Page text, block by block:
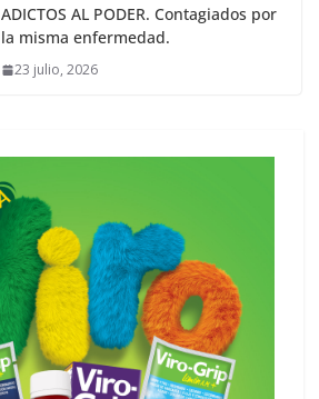
ADICTOS AL PODER. Contagiados por
la misma enfermedad.
23 julio, 2026